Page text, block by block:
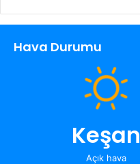
Hava Durumu
Keşan
Açık hava